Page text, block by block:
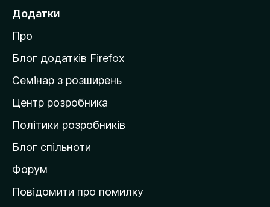
е
й
т
и
а
д
о
і
в
к
Додатки
Про
Блог додатків Firefox
Семінар з розширень
Центр розробника
Політики розробників
Блог спільноти
Форум
Повідомити про помилку